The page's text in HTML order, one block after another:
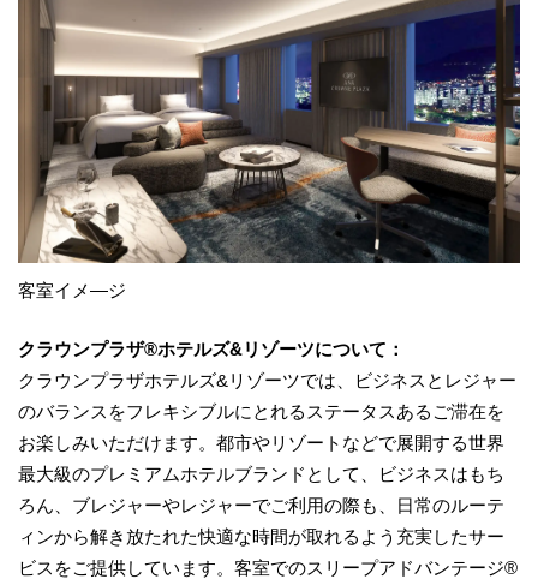
客室イメ―ジ
クラウンプラザ®ホテルズ&リゾーツについて：
クラウンプラザホテルズ&リゾーツでは、ビジネスとレジャー
のバランスをフレキシブルにとれるステータスあるご滞在を
お楽しみいただけます。都市やリゾートなどで展開する世界
最大級のプレミアムホテルブランドとして、ビジネスはもち
ろん、ブレジャーやレジャーでご利用の際も、日常のルーテ
ィンから解き放たれた快適な時間が取れるよう充実したサー
ビスをご提供しています。客室でのスリープアドバンテージ®